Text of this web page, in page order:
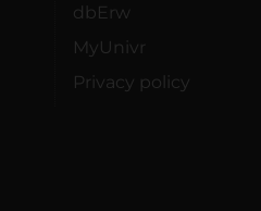
dbErw
MyUnivr
Privacy policy